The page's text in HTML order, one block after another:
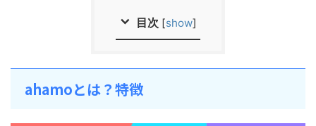
目次 [show]
ahamoとは？特徴